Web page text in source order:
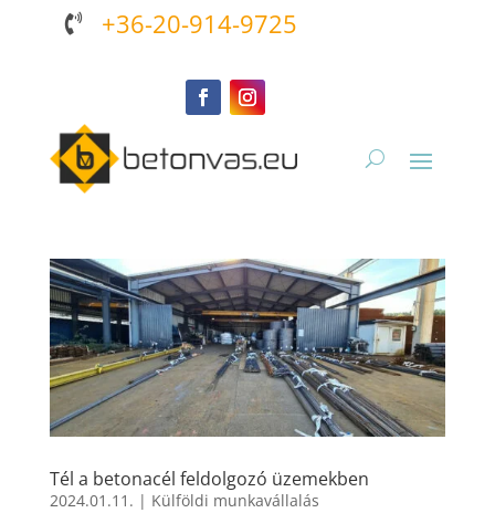
 +36-20-914-9725
Tél a betonacél feldolgozó üzemekben
2024.01.11. | Külföldi munkavállalás